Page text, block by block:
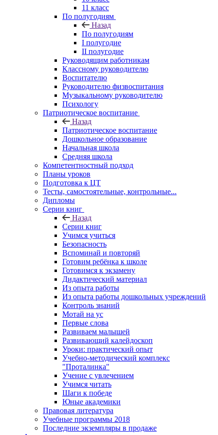
11 класс
По полугодиям
Назад
По полугодиям
I полугодие
II полугодие
Руководящим работникам
Классному руководителю
Воспитателю
Руководителю физвоспитания
Музыкальному руководителю
Психологу
Патриотическое воспитание
Назад
Патриотическое воспитание
Дошкольное образование
Начальная школа
Средняя школа
Компетентностный подход
Планы уроков
Подготовка к ЦТ
Тесты, самостоятельные, контрольные...
Дипломы
Серии книг
Назад
Серии книг
Учимся учиться
Безопасность
Вспоминай и повторяй
Готовим ребёнка к школе
Готовимся к экзамену
Дидактический материал
Из опыта работы
Из опыта работы дошкольных учреждений
Контроль знаний
Мотай на ус
Первые слова
Развиваем малышей
Развивающий калейдоскоп
Уроки: практический опыт
Учебно-методический комплекс
"Проталинка"
Учение с увлечением
Учимся читать
Шаги к победе
Юные академики
Правовая литература
Учебные программы 2018
Последние экземпляры в продаже